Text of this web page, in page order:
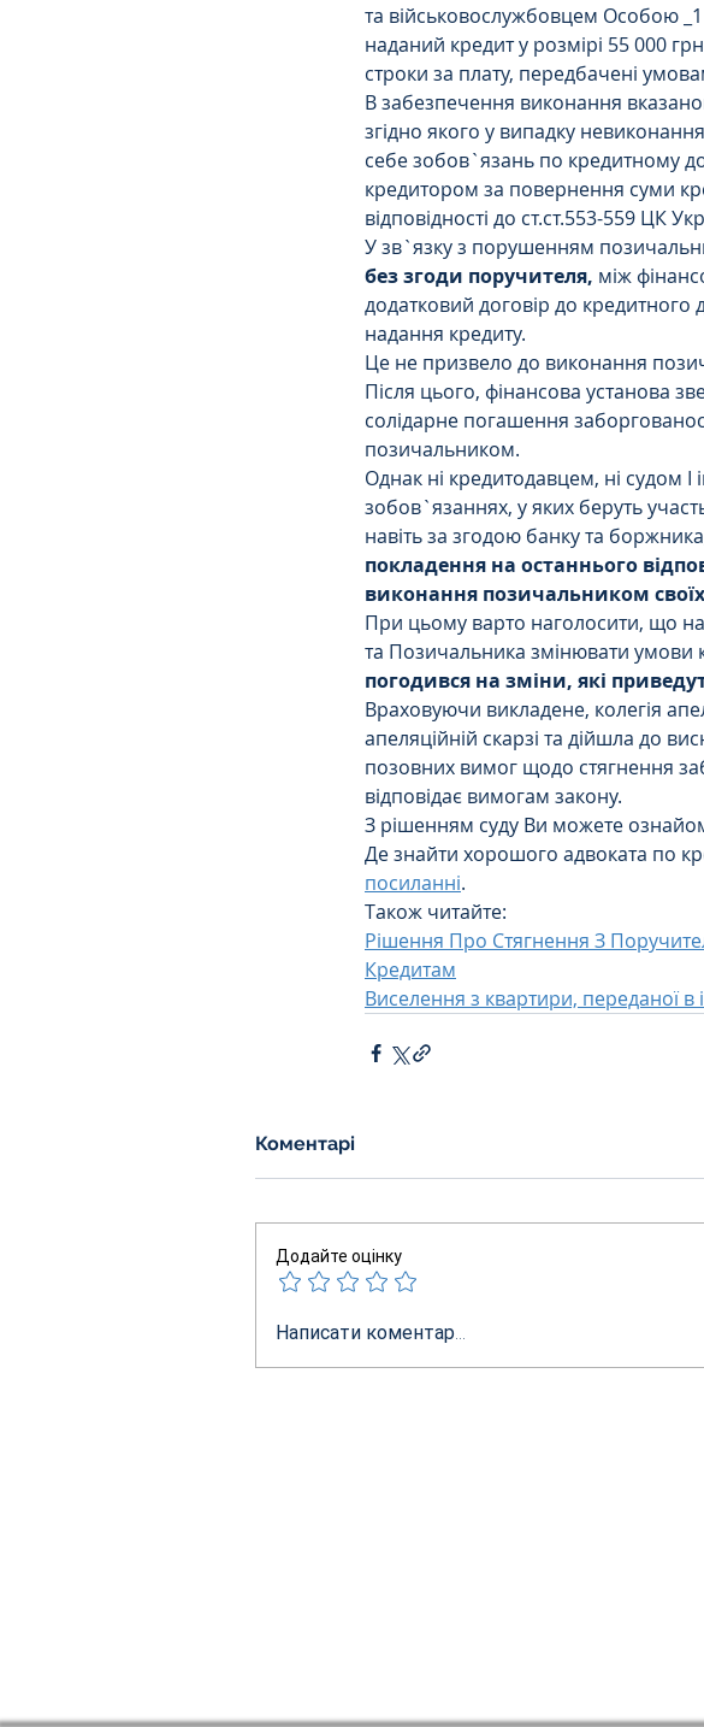
та військовослужбовцем Особою
наданий кредит у розмірі 55 000
строки за плату, передбачені
В забезпечення виконання
згідно якого у випадку
себе зобов`язань по кредитному
кредитором за повернення суми
відповідності до ст.ст.553-559 ЦК
У зв`язку з порушенням
без згоди поручителя, між
додатковий договір до кредитного
надання кредиту.
Це не призвело до виконання
Після цього, фінансова установа
солідарне погашення
позичальником.
Однак ні кредитодавцем, ні судом І
зобов`язаннях, у яких беруть
навіть за згодою банку та
покладення на останнього
виконання позичальником
При цьому варто наголосити, що
та Позичальника змінювати умови
погодився на зміни, які
Враховуючи викладене, колегія
апеляційній скарзі та дійшла до
позовних вимог щодо стягнення
відповідає вимогам закону.
З рішенням суду Ви можете
Де знайти хорошого адвоката по
посиланні.
Також читайте:
Рішення Про Стягнення З
Кредитам
Виселення з квартири, переданої
Коментарі
Додайте оцінку
Написати коментар...